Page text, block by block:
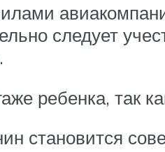
следует
ребенка, так
становится